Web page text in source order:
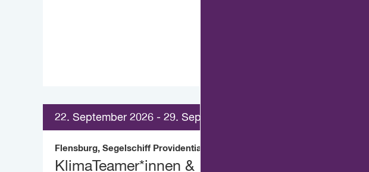
22. September 2026 - 29. September 2026
Flensburg, Segelschiff Providentia
KlimaTeamer*innen & Friends-Törn